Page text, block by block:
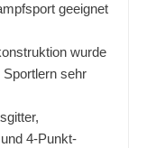
geeignet
wurde
sehr
4-Punkt-